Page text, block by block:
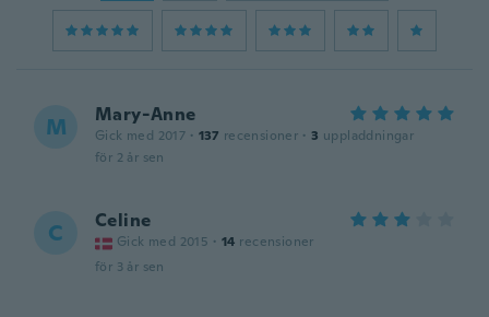
M Mary-Anne
Gick med 2017 · 137 recensioner · 3 uppladdningar
för 2 år sen
C Celine
Gick med 2015 · 14 recensioner
för 3 år sen